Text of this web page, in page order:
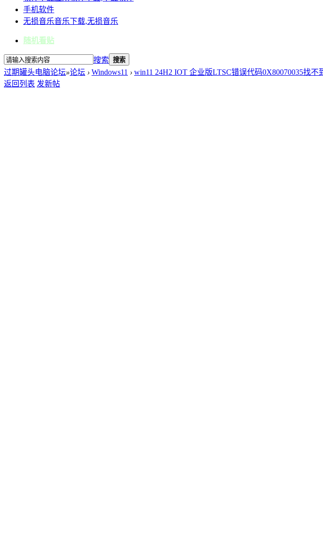
手机软件
无损音乐音乐下载,无损音乐
随机看贴
搜索 搜索
过期罐头电脑论坛»论坛 › Windows11 › win11 24H2 IOT 企业版LTSC错误代码0X80070035找不
返回列表 发新帖